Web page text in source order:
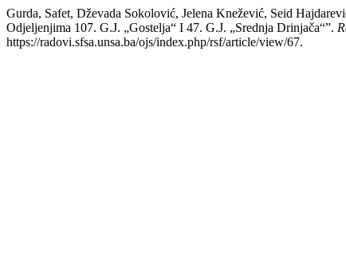
Gurda, Safet, Dževada Sokolović, Jelena Knežević, Seid
Odjeljenjima 107. G.J. „Gostelja“ I 47. G.J. „Srednja Drinjača“”.
https://radovi.sfsa.unsa.ba/ojs/index.php/rsf/article/view/67.